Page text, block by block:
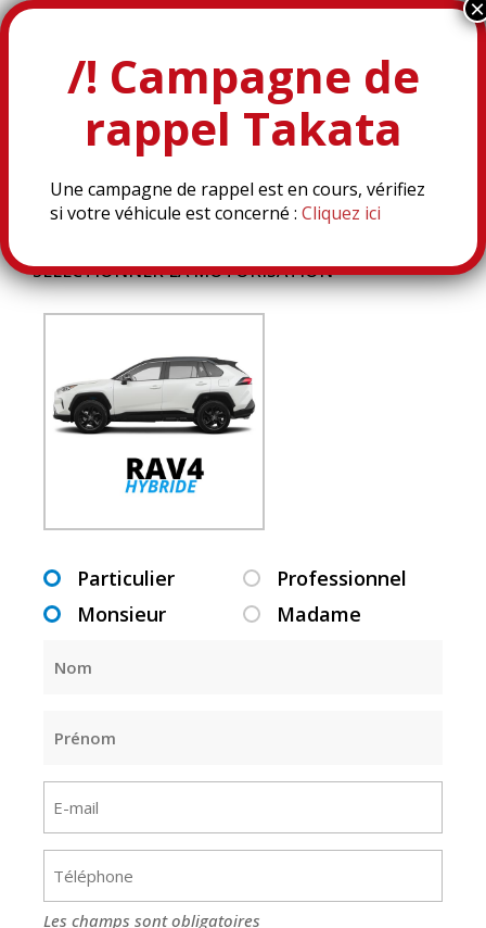
OFFRESRAV4
SÉLECTIONNER LA MOTORISATION*
TYPE_CLIENT
*
Particulier Professionnel
CIVILITÉMonsieur Madame
mail
Les champs sont obligatoires
Une campagne de rappel est en cours, vérifiez
si votre véhicule est concerné : Cliquez ici